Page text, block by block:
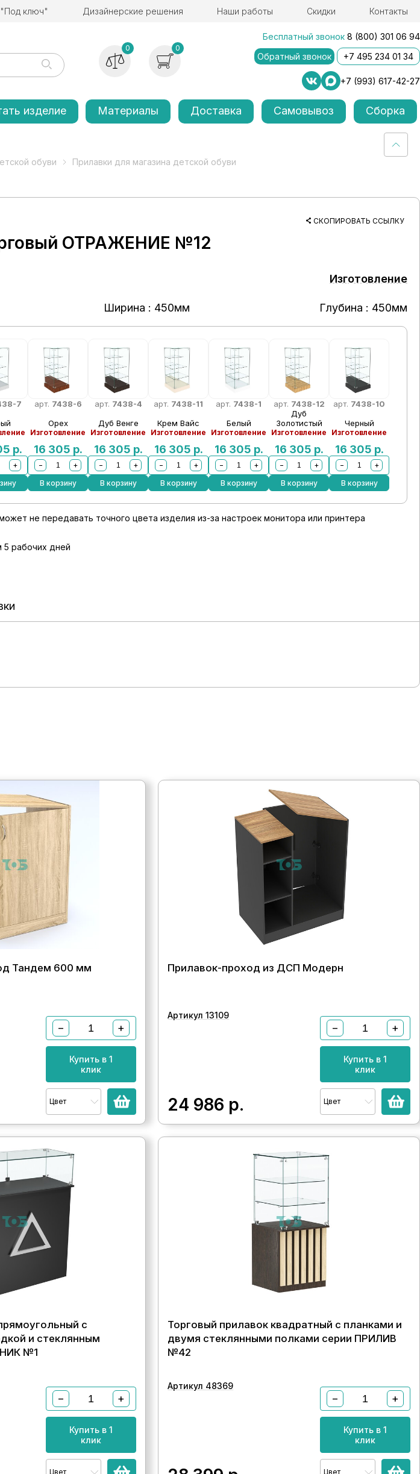
ключ" Дизайнерские решения Наши работы Скидки Контакты
0 0
Бесплатный звонок 8 (800) 301 06 94
Обратный звонок
+7 495 234 01 34
+7 (993) 617-42-27
изделие Материалы Доставка Самовывоз Сборка
обуви Прилавки для магазина детской обуви
СКОПИРОВАТЬ ССЫЛКУ
ОТРАЖЕНИЕ №12
Изготовление
Ширина : 450мм Глубина : 450мм
7
р.
+
арт. 7438-6
Орех
Изготовление
16 305 р.
−
+
В корзину
арт. 7438-4
Дуб Венге
Изготовление
16 305 р.
−
+
В корзину
арт. 7438-11
Крем Вайс
Изготовление
16 305 р.
−
+
В корзину
арт. 7438-1
Белый
Изготовление
16 305 р.
−
+
В корзину
арт. 7438-12
Дуб
Золотистый
Изготовление
16 305 р.
−
+
В корзину
арт. 7438-10
Черный
Изготовление
16 305 р.
−
+
В корзину
не передавать точного цвета изделия из-за настроек монитора или принтера
5 рабочих дней
Тандем 600 мм
− +
Купить в 1
клик
Цвет
Прилавок-проход из ДСП Модерн
Артикул 13109
24 986 р.
− +
Купить в 1
клик
Цвет
с
и стеклянным
№1
− +
Купить в 1
клик
Цвет
Торговый прилавок квадратный с планками и
двумя стеклянными полками серии ПРИЛИВ
№42
Артикул 48369
− +
Купить в 1
клик
Цвет